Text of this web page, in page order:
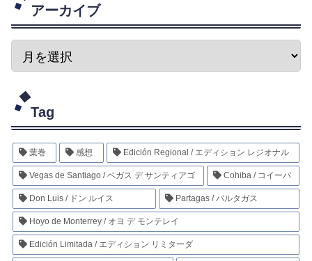
アーカイブ
Tag
葉巻 感想 Edición Regional / エディション レジオナル
Vegas de Santiago / ベガス デ サンティアゴ Cohiba / コイーバ
Don Luis / ドン ルイス Partagas / パルタガス
Hoyo de Monterrey / オヨ デ モンテレイ
Edición Limitada / エディション リミターダ